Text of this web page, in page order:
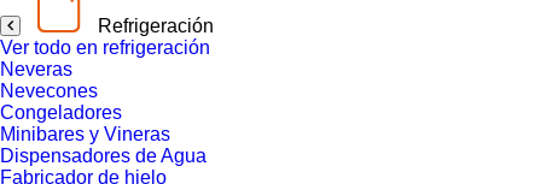
Refrigeración
Ver todo en refrigeración
Neveras
Nevecones
Congeladores
Minibares y Vineras
Dispensadores de Agua
Fabricador de hielo